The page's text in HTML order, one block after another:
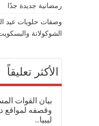
رمضانية جديدة جدًا
وصفات حلويات عيد
الشوكولاتة
الأكثر تعليقاً
بيان القوات
وقصفه
ليبيا...